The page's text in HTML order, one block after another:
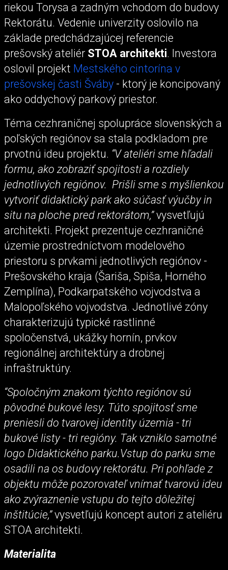
riekou Torysa a zadným vchodom do budovy
Rektorátu. Vedenie univerzity oslovilo na
základe predchádzajúcej referencie
prešovský ateliér STOA architekti. Investora
oslovil projekt Mestského cintorína v
prešovskej časti Šváby - ktorý je koncipovaný
ako oddychový parkový priestor.
Téma cezhraničnej spolupráce slovenských a
poľských regiónov sa stala podkladom pre
prvotnú ideu projektu. “V ateliéri sme hľadali
formu, ako zobraziť spojitosti a rozdiely
jednotlivých regiónov. Prišli sme s myšlienkou
vytvoriť didaktický park ako súčasť výučby in
situ na ploche pred rektorátom,”vysvetľujú
architekti. Projekt prezentuje cezhraničné
územie prostredníctvom modelového
priestoru s prvkami jednotlivých regiónov -
Prešovského kraja (Šariša, Spiša, Horného
Zemplína), Podkarpatského vojvodstva a
Malopoľského vojvodstva. Jednotlivé zóny
charakterizujú typické rastlinné
spoločenstvá, ukážky hornín, prvkov
regionálnej architektúry a drobnej
infraštruktúry.
“Spoločným znakom týchto regiónov sú
pôvodné bukové lesy. Túto spojitosť sme
preniesli do tvarovej identity územia - tri
bukové listy - tri regióny. Tak vzniklo samotné
logo Didaktického parku.Vstup do parku sme
osadili na os budovy rektorátu. Pri pohľade z
objektu môže pozorovateľ vnímať tvarovú ideu
ako zvýraznenie vstupu do tejto dôležitej
inštitúcie,”vysvetľujú koncept autori z ateliéru
STOA architekti.
Materialita